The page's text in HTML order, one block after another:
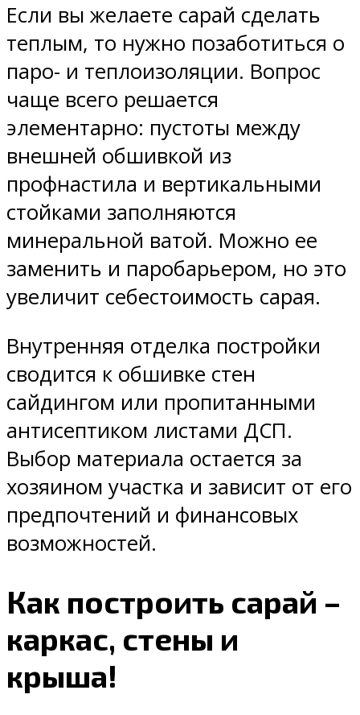
Если вы желаете сарай сделать
теплым, то нужно позаботиться о
паро- и теплоизоляции. Вопрос
чаще всего решается
элементарно: пустоты между
внешней обшивкой из
профнастила и вертикальными
стойками заполняются
минеральной ватой. Можно ее
заменить и паробарьером, но это
увеличит себестоимость сарая.
Внутренняя отделка постройки
сводится к обшивке стен
сайдингом или пропитанными
антисептиком листами ДСП.
Выбор материала остается за
хозяином участка и зависит от его
предпочтений и финансовых
возможностей.
Как построить сарай –
каркас, стены и
крыша!